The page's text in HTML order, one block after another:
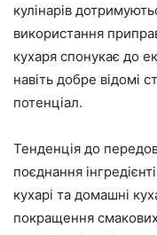
кулінарів
використання
кухаря спонукає до
навіть добре відомі
потенціал.
Тенденція до
поєднання
кухарі та домашні
покращення